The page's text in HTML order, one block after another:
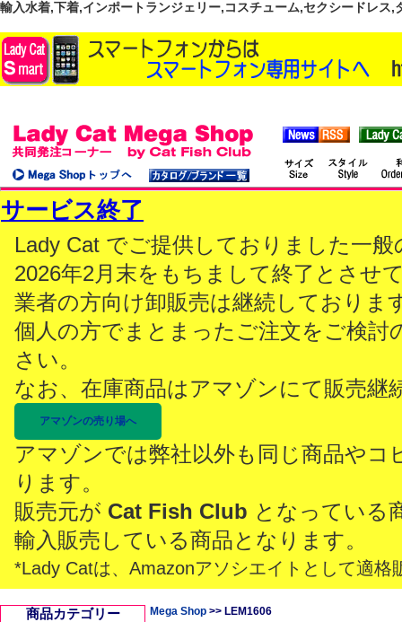
輸入水着,下着,インポートランジェリー,コスチューム,セクシードレス
サービス終了
Lady Cat でご提供しておりました一
2026年2月末をもちまして終了とさせ
業者の方向け卸販売は継続しておりま
個人の方でまとまったご注文をご検討
さい。
なお、在庫商品はアマゾンにて販売継
アマゾンの売り場へ
アマゾンでは弊社以外も同じ商品やコ
ります。
販売元が Cat Fish Club となっている
輸入販売している商品となります。
*Lady Catは、Amazonアソシエイトとして適格
商品カテゴリー
Mega Shop >> LEM1606